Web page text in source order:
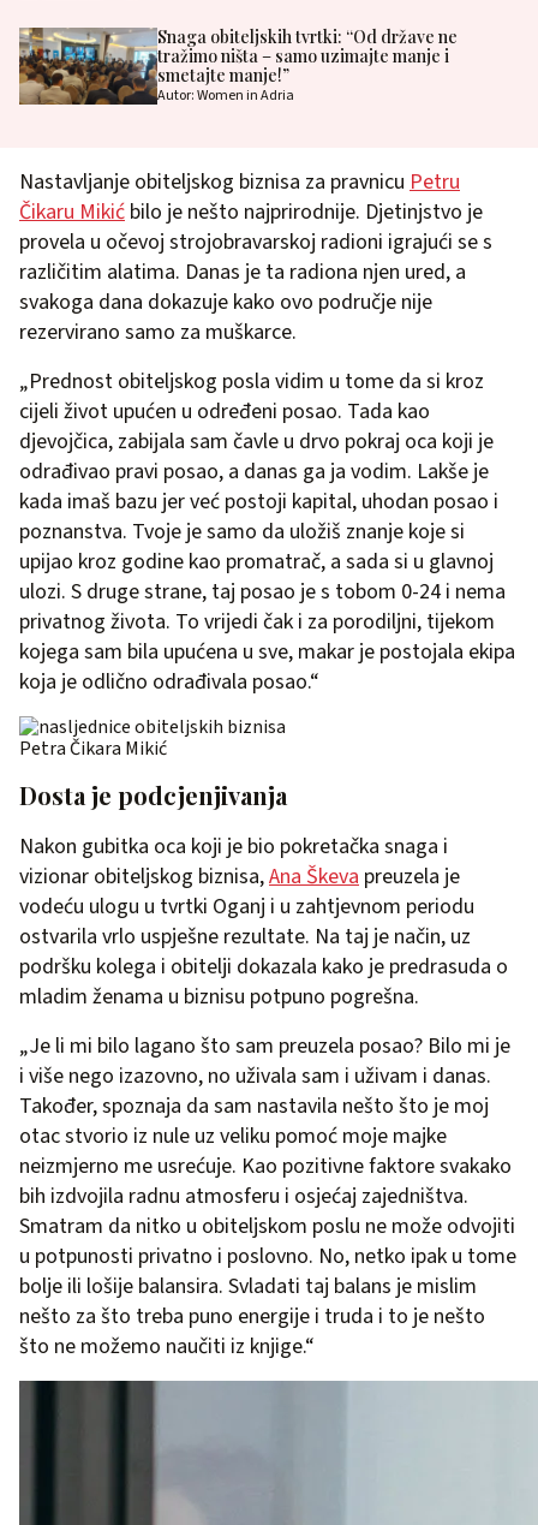
Snaga obiteljskih tvrtki: “Od države ne
tražimo ništa – samo uzimajte manje i
smetajte manje!”
Autor: Women in Adria
Nastavljanje obiteljskog biznisa za pravnicu Petru
Čikaru Mikić bilo je nešto najprirodnije. Djetinjstvo je
provela u očevoj strojobravarskoj radioni igrajući se s
različitim alatima. Danas je ta radiona njen ured, a
svakoga dana dokazuje kako ovo područje nije
rezervirano samo za muškarce.
„Prednost obiteljskog posla vidim u tome da si kroz
cijeli život upućen u određeni posao. Tada kao
djevojčica, zabijala sam čavle u drvo pokraj oca koji je
odrađivao pravi posao, a danas ga ja vodim. Lakše je
kada imaš bazu jer već postoji kapital, uhodan posao i
poznanstva. Tvoje je samo da uložiš znanje koje si
upijao kroz godine kao promatrač, a sada si u glavnoj
ulozi. S druge strane, taj posao je s tobom 0-24 i nema
privatnog života. To vrijedi čak i za porodiljni, tijekom
kojega sam bila upućena u sve, makar je postojala ekipa
koja je odlično odrađivala posao.“
Petra Čikara Mikić
Dosta je podcjenjivanja
Nakon gubitka oca koji je bio pokretačka snaga i
vizionar obiteljskog biznisa,Ana Škeva preuzela je
vodeću ulogu u tvrtki Oganj i u zahtjevnom periodu
ostvarila vrlo uspješne rezultate. Na taj je način, uz
podršku kolega i obitelji dokazala kako je predrasuda o
mladim ženama u biznisu potpuno pogrešna.
„Je li mi bilo lagano što sam preuzela posao? Bilo mi je
i više nego izazovno, no uživala sam i uživam i danas.
Također, spoznaja da sam nastavila nešto što je moj
otac stvorio iz nule uz veliku pomoć moje majke
neizmjerno me usrećuje. Kao pozitivne faktore svakako
bih izdvojila radnu atmosferu i osjećaj zajedništva.
Smatram da nitko u obiteljskom poslu ne može odvojiti
u potpunosti privatno i poslovno. No, netko ipak u tome
bolje ili lošije balansira. Svladati taj balans je mislim
nešto za što treba puno energije i truda i to je nešto
što ne možemo naučiti iz knjige.“